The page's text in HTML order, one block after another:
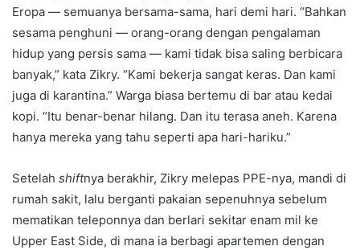
Eropa — semuanya bersama-sama, hari demi hari. “Bahkan
sesama penghuni — orang-orang dengan pengalaman
hidup yang persis sama — kami tidak bisa saling berbicara
banyak,” kata Zikry. “Kami bekerja sangat keras. Dan kami
juga di karantina.” Warga biasa bertemu di bar atau kedai
kopi. “Itu benar-benar hilang. Dan itu terasa aneh. Karena
hanya mereka yang tahu seperti apa hari-hariku.”
Setelah shiftnya berakhir, Zikry melepas PPE-nya, mandi di
rumah sakit, lalu berganti pakaian sepenuhnya sebelum
mematikan teleponnya dan berlari sekitar enam mil ke
Upper East Side, di mana ia berbagi apartemen dengan